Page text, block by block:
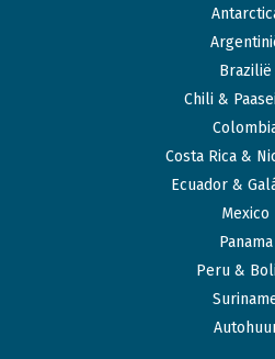
Brazilië
Chili &
Costa Rica &
Ecuador &
Mexico
Panama
Peru &